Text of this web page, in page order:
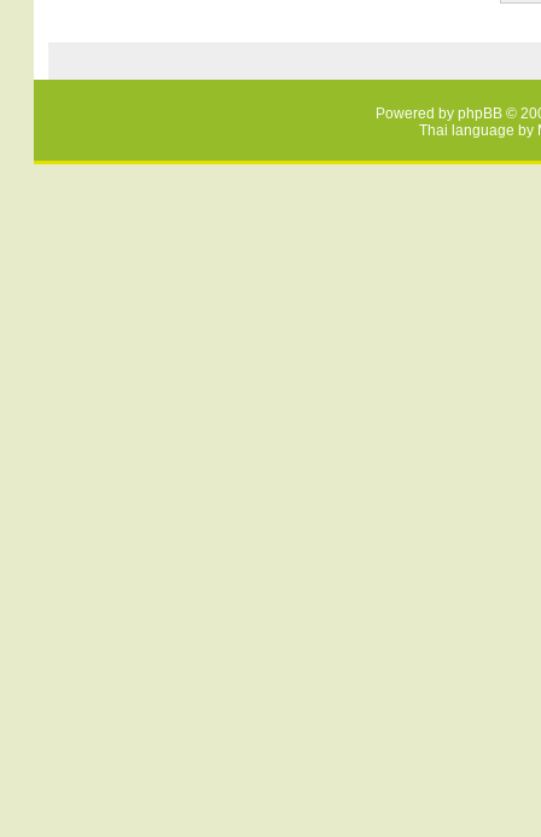
Powered by phpBB ©
Thai language by